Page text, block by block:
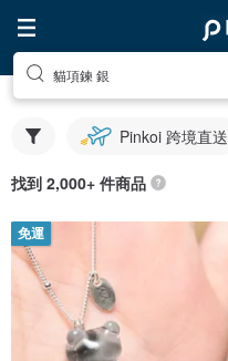
貓項鍊 銀
Pinkoi 跨境直送
找到 2,000+ 件商品
免運